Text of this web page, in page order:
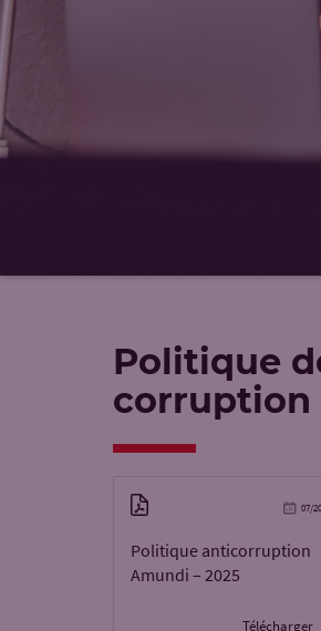
Politique
corruption
07/
Politique anticorruption
Amundi – 2025
Télécharger